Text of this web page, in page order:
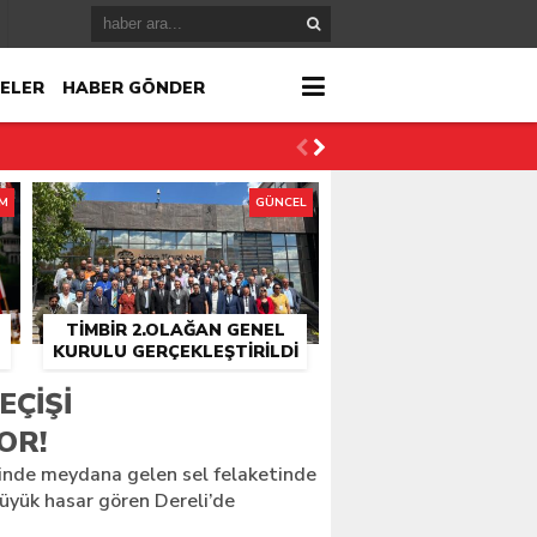
HABER GÖNDER
TİMBİR 2.OLAĞAN GENEL
KURULU GERÇEKLEŞTIRILDI
GÜNCEL
meydana gelen sel felaketinde
hasar gören Dereli’de